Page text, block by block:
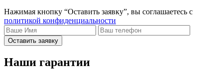
Нажимая кнопку “Оставить заявку”, вы соглашаетесь с
политикой конфиденциальности
Оставить заявку
Наши гарантии